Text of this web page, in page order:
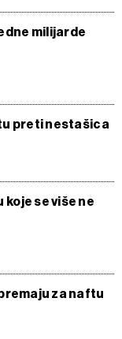
milijarde
preti nestašica
se više ne
za naftu